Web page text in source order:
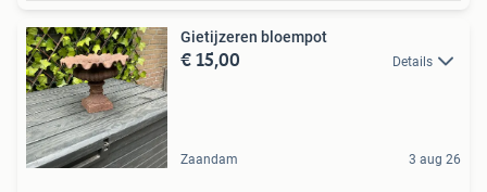
Gietijzeren bloempot
€ 15,00 Details
Zaandam 3 aug 26